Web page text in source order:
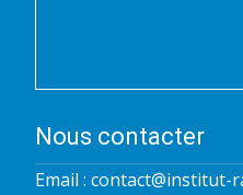
Nous contacter
Email : contact@institut-